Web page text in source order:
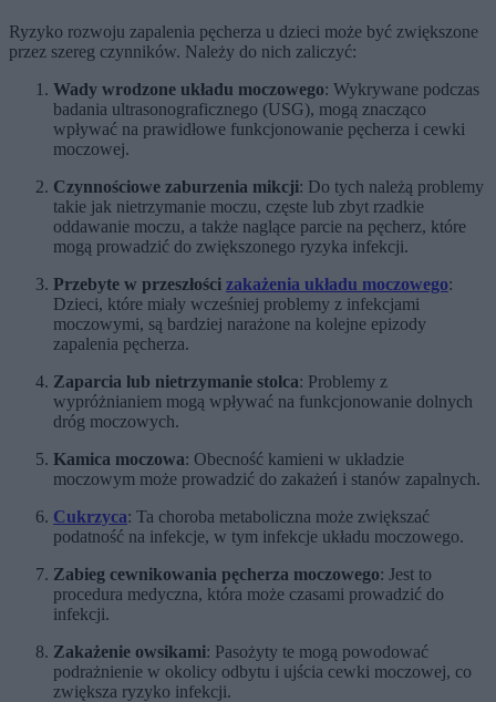
Ryzyko rozwoju zapalenia pęcherza u dzieci może być zwiększone
przez szereg czynników. Należy do nich zaliczyć:
Wady wrodzone układu moczowego: Wykrywane podczas
badania ultrasonograficznego (USG), mogą znacząco
wpływać na prawidłowe funkcjonowanie pęcherza i cewki
moczowej.
Czynnościowe zaburzenia mikcji: Do tych należą problemy
takie jak nietrzymanie moczu, częste lub zbyt rzadkie
oddawanie moczu, a także naglące parcie na pęcherz, które
mogą prowadzić do zwiększonego ryzyka infekcji.
Przebyte w przeszłości zakażenia układu moczowego:
Dzieci, które miały wcześniej problemy z infekcjami
moczowymi, są bardziej narażone na kolejne epizody
zapalenia pęcherza.
Zaparcia lub nietrzymanie stolca: Problemy z
wypróżnianiem mogą wpływać na funkcjonowanie dolnych
dróg moczowych.
Kamica moczowa: Obecność kamieni w układzie
moczowym może prowadzić do zakażeń i stanów zapalnych.
Cukrzyca: Ta choroba metaboliczna może zwiększać
podatność na infekcje, w tym infekcje układu moczowego.
Zabieg cewnikowania pęcherza moczowego: Jest to
procedura medyczna, która może czasami prowadzić do
infekcji.
Zakażenie owsikami: Pasożyty te mogą powodować
podrażnienie w okolicy odbytu i ujścia cewki moczowej, co
zwiększa ryzyko infekcji.